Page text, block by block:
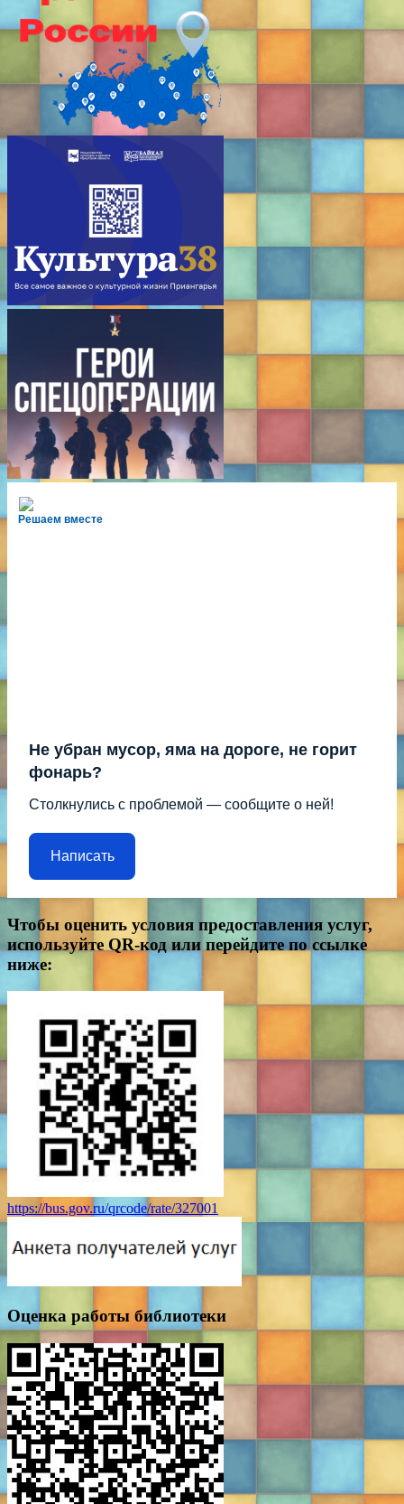
Решаем вместе
Не убран мусор, яма на дороге, не горит
фонарь?
Столкнулись с проблемой — сообщите о ней!
Написать
Чтобы оценить условия предоставления услуг,
используйте QR-код или перейдите по ссылке
ниже:
https://bus.gov.ru/qrcode/rate/327001
Оценка работы библиотеки